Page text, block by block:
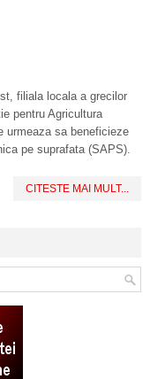
filiala locala a grecilor
pentru Agricultura
urmeaza sa beneficieze
pe suprafata (SAPS).
CITESTE MAI MULT...